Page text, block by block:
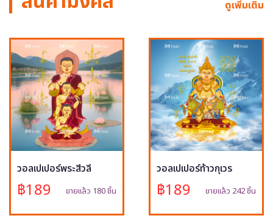
ดูเพิ่มเติม
วอลเปเปอร์พระสีวลี
฿189 ขายแล้ว 180 ชิ้น
วอลเปเปอร์ท้าวกุเวร
฿189 ขายแล้ว 242 ชิ้น